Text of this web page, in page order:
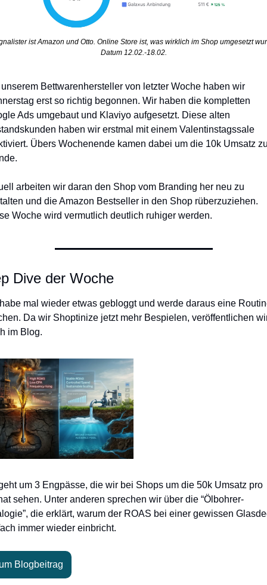
ist Amazon und Otto. Online Store ist, was wirklich im Shop umgesetzt
Datum 12.02.-18.02.
Bettwarenhersteller von letzter Woche haben wir
erst so richtig begonnen. Wir haben die kompletten
Ads umgebaut und Klaviyo aufgesetzt. Diese alten
haben wir erstmal mit einem Valentinstagssale
Übers Wochenende kamen dabei um die 10k Umsatz
arbeiten wir daran den Shop vom Branding her neu zu
und die Amazon Bestseller in den Shop rüberzuziehen.
Woche wird vermutlich deutlich ruhiger werden.
Dive der Woche
mal wieder etwas gebloggt und werde daraus eine
Da wir Shoptinize jetzt mehr Bespielen, veröffentlichen
im Blog.
um 3 Engpässe, die wir bei Shops um die 50k Umsatz pro
sehen. Unter anderen sprechen wir über die “Ölbohrer-
die erklärt, warum der ROAS bei einer gewissen
immer wieder einbricht.
Blogbeitrag